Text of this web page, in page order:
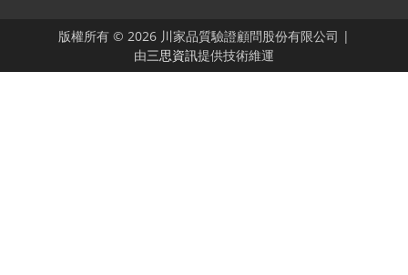
版權所有 © 2026 川家品質驗證顧問股份有限公司 |
由三思資訊提供技術維運